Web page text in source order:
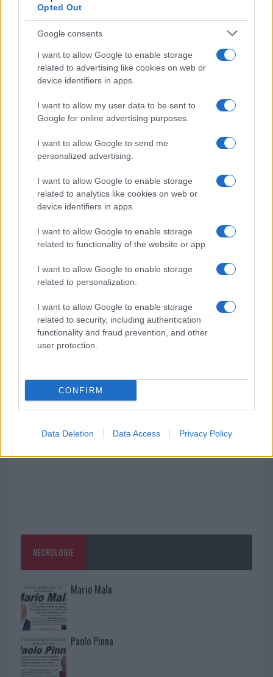
Opted Out
Google consents
I want to allow Google to enable storage
related to advertising like cookies on web or
device identifiers in apps.
I want to allow my user data to be sent to
Google for online advertising purposes.
I want to allow Google to send me
personalized advertising.
I want to allow Google to enable storage
related to analytics like cookies on web or
device identifiers in apps.
I want to allow Google to enable storage
related to functionality of the website or app.
I want to allow Google to enable storage
related to personalization.
I want to allow Google to enable storage
related to security, including authentication
functionality and fraud prevention, and other
user protection.
CONFIRM
Data Deletion Data Access Privacy Policy
o
o
k
r st A
p
NOTIZIE RECENTI
Le previsioni meteo per il weekend a Olbia e in
Gallura
Michelle Hunziker in Gallura, bella anche dal
vivo: un amico vip svela come fa
Calangianus, dopo le polemiche il centro
accoglienza minori chiude
Olbia, divieto di sosta contro spaccio e degrado:
esplode la protesta
Pausa caffè impeccabile: come scegliere la
Monte Pino, la fine di un lungo dolore: storia e
rinascita della strada che segnò la Gallura
Raid nelle campagne di Berchidda, rischio per
la rete elettrica
NECROLOGIE
Mario Malu
Paolo Pinna